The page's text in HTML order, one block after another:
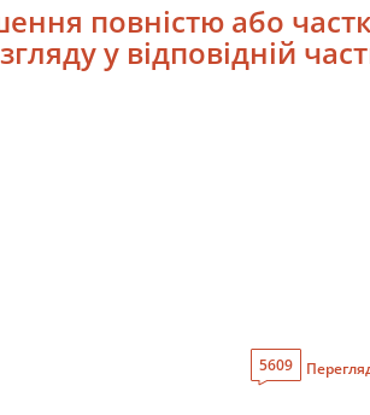
повністю або
у відповідній
5609